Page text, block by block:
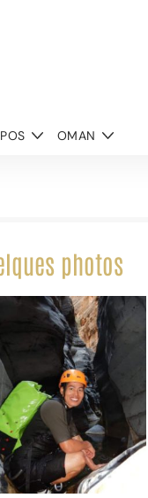
OMAN
photos